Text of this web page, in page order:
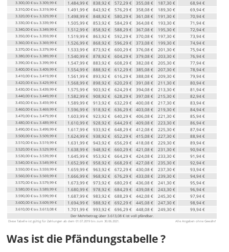
Diese Tabelle ist gültig für Zahlungen ab dem 01.07.2019 bis zum 30.06.2021. Alle Angaben ohne Gewähr!
3.300,00 € bis 3.309,99 € 1.484,99 € 838,92 € 572,29 € 355,08 € 187,30 € 68,94 €
3.310,00 € bis 3.319,99 € 1.491,99 € 843,92 € 576,29 € 358,08 € 189,30 € 69,94 €
3.320,00 € bis 3.329,99 € 1.498,99 € 848,92 € 580,29 € 361,08 € 191,30 € 70,94 €
3.330,00 € bis 3.339,99 € 1.505,99 € 853,92 € 584,29 € 364,08 € 193,30 € 71,94 €
3.340,00 € bis 3.349,99 € 1.512,99 € 858,92 € 588,29 € 367,08 € 195,30 € 72,94 €
3.350,00 € bis 3.359,99 € 1.519,99 € 863,92 € 592,29 € 370,08 € 197,30 € 73,94 €
3.360,00 € bis 3.369,99 € 1.526,99 € 868,92 € 596,29 € 373,08 € 199,30 € 74,94 €
3.370,00 € bis 3.379,99 € 1.533,99 € 873,92 € 600,29 € 376,08 € 201,30 € 75,94 €
3.380,00 € bis 3.389,99 € 1.540,99 € 878,92 € 604,29 € 379,08 € 203,30 € 76,94 €
3.390,00 € bis 3.399,99 € 1.547,99 € 883,92 € 608,29 € 382,08 € 205,30 € 77,94 €
3.400,00 € bis 3.409,99 € 1.554,99 € 888,92 € 612,29 € 385,08 € 207,30 € 78,94 €
3.410,00 € bis 3.419,99 € 1.561,99 € 893,92 € 616,29 € 388,08 € 209,30 € 79,94 €
3.420,00 € bis 3.429,99 € 1.568,99 € 898,92 € 620,29 € 391,08 € 211,30 € 80,94 €
3.430,00 € bis 3.439,99 € 1.575,99 € 903,92 € 624,29 € 394,08 € 213,30 € 81,94 €
3.440,00 € bis 3.449,99 € 1.582,99 € 908,92 € 628,29 € 397,08 € 215,30 € 82,94 €
3.450,00 € bis 3.459,99 € 1.589,99 € 913,92 € 632,29 € 400,08 € 217,30 € 83,94 €
3.460,00 € bis 3.469,99 € 1.596,99 € 918,92 € 636,29 € 403,08 € 219,30 € 84,94 €
3.470,00 € bis 3.479,99 € 1.603,99 € 923,92 € 640,29 € 406,08 € 221,30 € 85,94 €
3.480,00 € bis 3.489,99 € 1.610,99 € 928,92 € 644,29 € 409,08 € 223,30 € 86,94 €
3.490,00 € bis 3.499,99 € 1.617,99 € 933,92 € 648,29 € 412,08 € 225,30 € 87,94 €
3.500,00 € bis 3.509,99 € 1.624,99 € 938,92 € 652,29 € 415,08 € 227,30 € 88,94 €
3.510,00 € bis 3.519,99 € 1.631,99 € 943,92 € 656,29 € 418,08 € 229,30 € 89,94 €
3.520,00 € bis 3.529,99 € 1.638,99 € 948,92 € 660,29 € 421,08 € 231,30 € 90,94 €
3.530,00 € bis 3.539,99 € 1.645,99 € 953,92 € 664,29 € 424,08 € 233,30 € 91,94 €
3.540,00 € bis 3.549,99 € 1.652,99 € 958,92 € 668,29 € 427,08 € 235,30 € 92,94 €
3.550,00 € bis 3.559,99 € 1.659,99 € 963,92 € 672,29 € 430,08 € 237,30 € 93,94 €
3.560,00 € bis 3.569,99 € 1.666,99 € 968,92 € 676,29 € 433,08 € 239,30 € 94,94 €
3.570,00 € bis 3.579,99 € 1.673,99 € 973,92 € 680,29 € 436,08 € 241,30 € 95,94 €
3.580,00 € bis 3.589,99 € 1.680,99 € 978,92 € 684,29 € 439,08 € 243,30 € 96,94 €
3.590,00 € bis 3.599,99 € 1.687,99 € 983,92 € 688,29 € 442,08 € 245,30 € 97,94 €
3.600,00 € bis 3.609,99 € 1.694,99 € 988,92 € 692,29 € 445,08 € 247,30 € 98,94 €
3.610,00 € bis 3.613,08 € 1.701,99 € 993,92 € 696,29 € 448,08 € 249,30 € 99,94 €
Der Mehrbetrag über 3.613,08 € ist voll pfändbar.
Was ist die Pfändungstabelle ?